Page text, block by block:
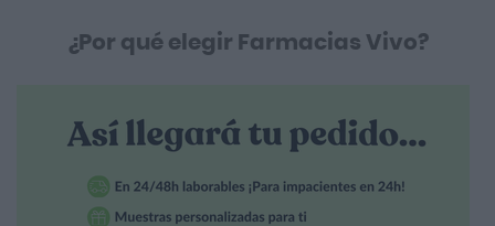
¿Por qué elegir Farmacias Vivo?